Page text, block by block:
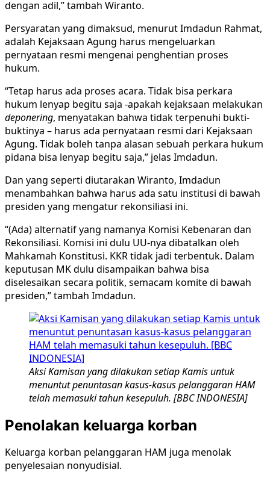
dengan adil,” tambah Wiranto.
Persyaratan yang dimaksud, menurut Imdadun Rahmat,
adalah Kejaksaan Agung harus mengeluarkan
pernyataan resmi mengenai penghentian proses
hukum.
“Tetap harus ada proses acara. Tidak bisa perkara
hukum lenyap begitu saja -apakah kejaksaan melakukan
deponering, menyatakan bahwa tidak terpenuhi bukti-
buktinya – harus ada pernyataan resmi dari Kejaksaan
Agung. Tidak boleh tanpa alasan sebuah perkara hukum
pidana bisa lenyap begitu saja,” jelas Imdadun.
Dan yang seperti diutarakan Wiranto, Imdadun
menambahkan bahwa harus ada satu institusi di bawah
presiden yang mengatur rekonsiliasi ini.
“(Ada) alternatif yang namanya Komisi Kebenaran dan
Rekonsiliasi. Komisi ini dulu UU-nya dibatalkan oleh
Mahkamah Konstitusi. KKR tidak jadi terbentuk. Dalam
keputusan MK dulu disampaikan bahwa bisa
diselesaikan secara politik, semacam komite di bawah
presiden,” tambah Imdadun.
Aksi Kamisan yang dilakukan setiap Kamis untuk
menuntut penuntasan kasus-kasus pelanggaran HAM
telah memasuki tahun kesepuluh. [BBC INDONESIA]
Penolakan keluarga korban
Keluarga korban pelanggaran HAM juga menolak
penyelesaian nonyudisial.